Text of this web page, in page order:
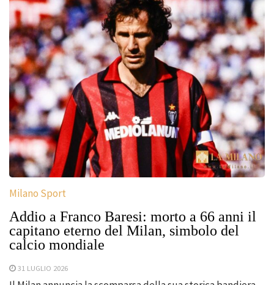
Milano Sport
Addio a Franco Baresi: morto a 66 anni il
capitano eterno del Milan, simbolo del
calcio mondiale
31 LUGLIO 2026